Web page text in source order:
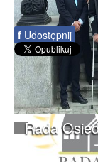
Rada
f Udostępnij